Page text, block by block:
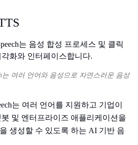
는 여러 언어와 음성으로 자연스러운 음성
는 여러 언어를 지원하고 기업이
및 엔터프라이즈 애플리케이션을
생성할 수 있도록 하는 AI 기반 음